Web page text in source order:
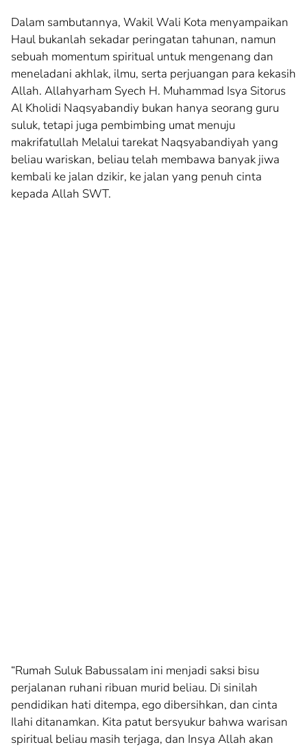
Dalam sambutannya, Wakil Wali Kota menyampaikan
Haul bukanlah sekadar peringatan tahunan, namun
sebuah momentum spiritual untuk mengenang dan
meneladani akhlak, ilmu, serta perjuangan para kekasih
Allah. Allahyarham Syech H. Muhammad Isya Sitorus
Al Kholidi Naqsyabandiy bukan hanya seorang guru
suluk, tetapi juga pembimbing umat menuju
makrifatullah Melalui tarekat Naqsyabandiyah yang
beliau wariskan, beliau telah membawa banyak jiwa
kembali ke jalan dzikir, ke jalan yang penuh cinta
kepada Allah SWT.
“Rumah Suluk Babussalam ini menjadi saksi bisu
perjalanan ruhani ribuan murid beliau. Di sinilah
pendidikan hati ditempa, ego dibersihkan, dan cinta
Ilahi ditanamkan. Kita patut bersyukur bahwa warisan
spiritual beliau masih terjaga, dan Insya Allah akan